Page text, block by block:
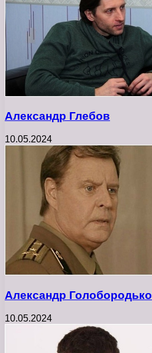
Александр Глебов
10.05.2024
Александр Голобородько
10.05.2024